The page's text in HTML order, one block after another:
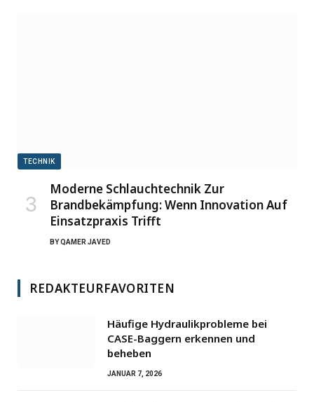
TECHNIK
Moderne Schlauchtechnik Zur
Brandbekämpfung: Wenn Innovation Auf
Einsatzpraxis Trifft
BYQAMER JAVED
REDAKTEURFAVORITEN
Häufige Hydraulikprobleme bei
CASE-Baggern erkennen und
beheben
JANUAR 7, 2026